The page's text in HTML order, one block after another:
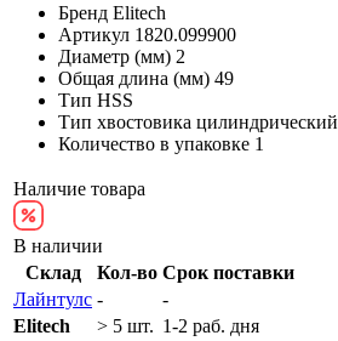
Бренд Elitech
Артикул 1820.099900
Диаметр (мм) 2
Общая длина (мм) 49
Тип HSS
Тип хвостовика цилиндрический
Количество в упаковке 1
Наличие товара
В наличии
Склад
Кол-во Срок поставки
Лайнтулс -
-
Elitech
> 5 шт. 1-2 раб. дня